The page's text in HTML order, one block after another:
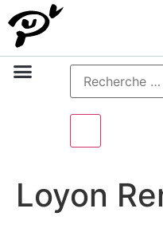
Loyon